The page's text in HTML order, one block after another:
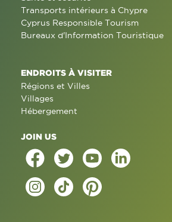
Transports intérieurs à Chypre
Cyprus Responsible Tourism
Bureaux d'Information Touristique
ENDROITS À VISITER
Régions et Villes
Villages
Hébergement
JOIN US